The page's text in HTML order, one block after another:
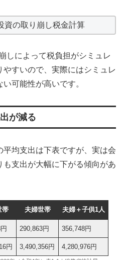
資の取り崩し税金計算
しによって税負担がシミュレ
すいので、実際にはシミュレ
可能性が高いです。
が減る
均支出は下表ですが、実は会
支出が大幅に下がる傾向があ
帯 夫婦世帯 夫婦＋子供1人
290,863円 356,748円
円 3,490,356円 4,280,976円